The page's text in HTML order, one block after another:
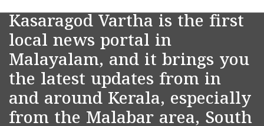
Kasaragod Vartha is the first
local news portal in
Malayalam, and it brings you
the latest updates from in
and around Kerala, especially
from the Malabar area, South